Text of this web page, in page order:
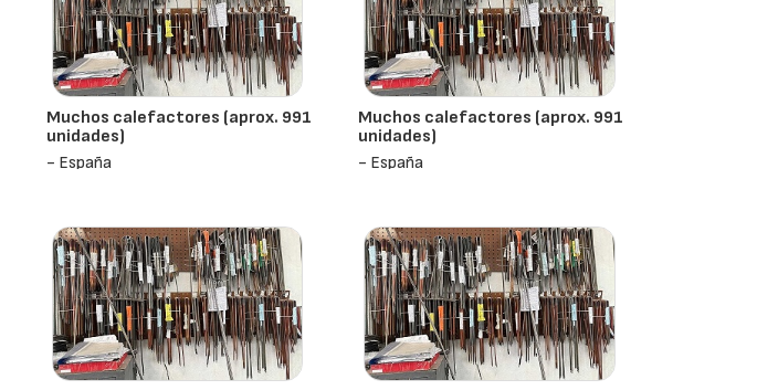
Muchos calefactores (aprox. 991
unidades)
- España
Muchos calefactores (aprox. 991
unidades)
- España